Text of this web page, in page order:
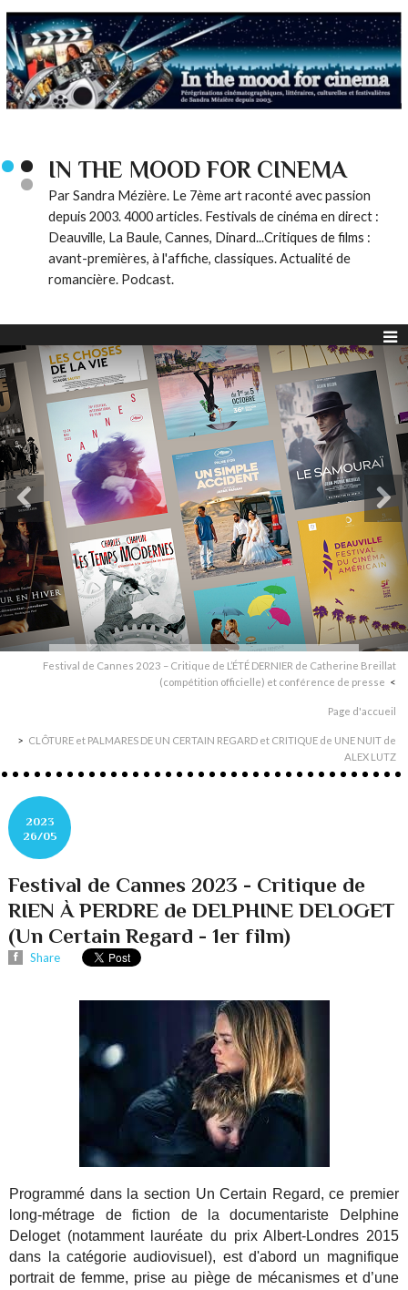
IN THE MOOD FOR CINEMA
Par Sandra Mézière. Le 7ème art raconté avec passion
depuis 2003. 4000 articles. Festivals de cinéma en direct :
Deauville, La Baule, Cannes, Dinard...Critiques de films :
avant-premières, à l'affiche, classiques. Actualité de
romancière. Podcast.
Festival de Cannes 2023 – Critique de L’ÉTÉ DERNIER de Catherine Breillat
(compétition officielle) et conférence de presse
Page d'accueil
CLÔTURE et PALMARES DE UN CERTAIN REGARD et CRITIQUE de UNE NUIT de
ALEX LUTZ
2023
26/05
Festival de Cannes 2023 - Critique de
RIEN À PERDRE de DELPHINE DELOGET
(Un Certain Regard - 1er film)
Share
Programmé dans la section Un Certain Regard, ce premier
long-métrage de fiction de la documentariste Delphine
Deloget (notamment lauréate du prix Albert-Londres 2015
dans la catégorie audiovisuel), est d'abord un magnifique
portrait de femme, prise au piège de mécanismes et d’une